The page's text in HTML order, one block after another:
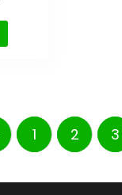
1 2 3